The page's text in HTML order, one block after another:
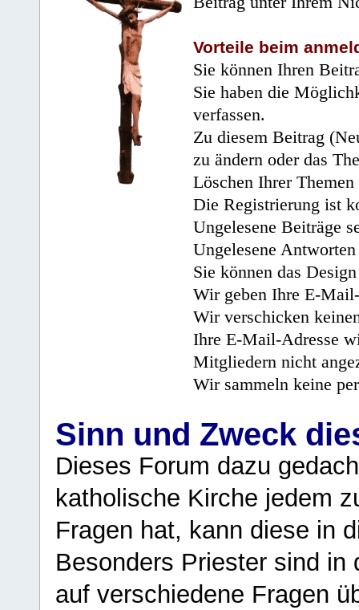
Vorteile beim
Sie können Ihren
Sie haben die
verfassen.
Zu diesem Beitrag
zu ändern oder das
Löschen Ihrer
Die Registrierung ist
Ungelesene Beiträge
Ungelesene
Sie können das
Wir geben Ihre E-
Wir verschicken
Ihre E-Mail-Adresse
Mitgliedern nicht
Wir sammeln keine
Sinn und Zweck
Dieses Forum dazu
katholische Kirche jedem
Fragen hat, kann diese in
Besonders Priester sind in
auf verschiedene Fragen